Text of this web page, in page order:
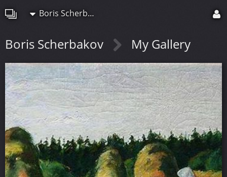
Boris Scherbakov
Boris Scherbakov My Gallery